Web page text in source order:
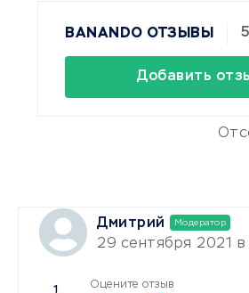
BANANDO ОТЗЫВЫ
Добавить
Дмитрий Модератор
29 сентября 2021 в
1 Оцените отзыв